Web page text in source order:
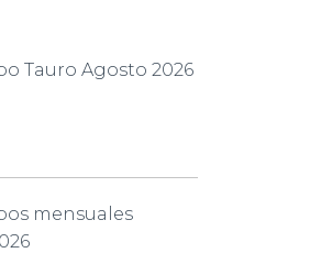
Tauro Agosto 2026
mensuales